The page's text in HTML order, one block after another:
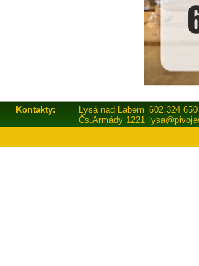
Kontakty: Lysá nad Labem 602 324 650
Čs.Armády 1221